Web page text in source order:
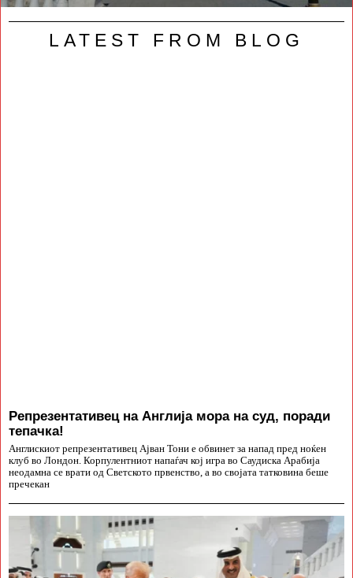
LATEST FROM BLOG
Репрезентативец на Англија мора на суд, поради
тепачка!
Англискиот репрезентативец Ајван Тони е обвинет за напад пред ноќен
клуб во Лондон. Корпулентниот напаѓач кој игра во Саудиска Арабија
неодамна се врати од Светското првенство, а во својата татковина беше
пречекан